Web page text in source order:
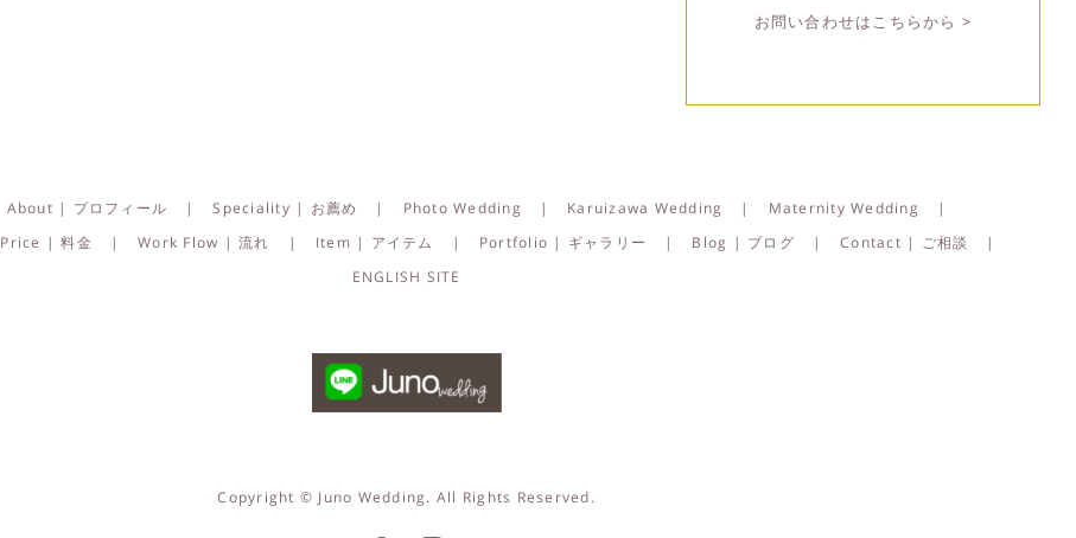
お問い合わせはこちらから >
About | プロフィール Speciality | お薦め Photo Wedding Karuizawa Wedding
Maternity Wedding
Price | 料金 Work Flow | 流れ Item | アイテム Portfolio | ギャラリー Blog | ブログ
Contact | ご相談
ENGLISH SITE
Copyright © Juno Wedding. All Rights Reserved.